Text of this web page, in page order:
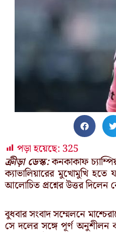
পড়া হয়েছে: 325
ক্রীড়া ডেস্ক:কনকাকাফ
ক্যাভালিয়ারের মুখোমুখি হতে
আলোচিত প্রশ্নের উত্তর দিলেন
বুধবার সংবাদ সম্মেলনে
সে দলের সঙ্গে পূর্ণ